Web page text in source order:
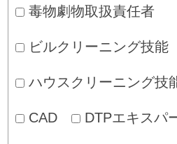
毒物劇物取扱責任者
ビルクリーニング技能
ハウスクリーニング技
CAD DTPエキスパ